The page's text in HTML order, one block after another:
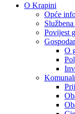
O Krapini
Opće
Povijest
O